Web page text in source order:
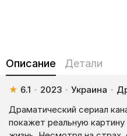
Описание Детали
★ 6.1 · 2023 · Украина ·
Драматический сериал
покажет реальную